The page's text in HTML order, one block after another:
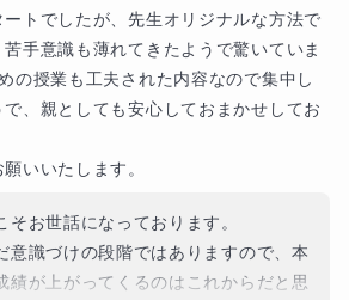
トでしたが、先生オリジナルな方法で
手意識も薄れてきたようで驚いていま
の授業も工夫された内容なので集中し
、親としても安心しておまかせしてお
いいたします。
そお世話になっております。
意識づけの段階ではありますので、本
績が上がってくるのはこれからだと思